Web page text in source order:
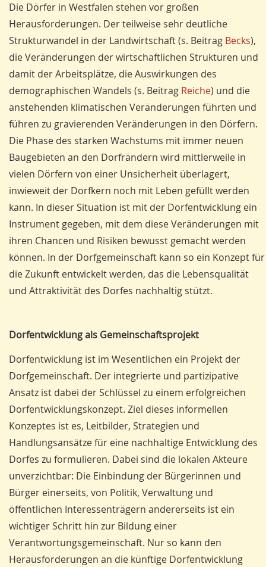
Die Dörfer in Westfalen stehen vor großen
Herausforderungen. Der teilweise sehr deutliche
Strukturwandel in der Landwirtschaft (s. Beitrag Becks),
die Veränderungen der wirtschaftlichen Strukturen und
damit der Arbeitsplätze, die Auswirkungen des
demographischen Wandels (s. Beitrag Reiche) und die
anstehenden klimatischen Veränderungen führten und
führen zu gravierenden Veränderungen in den Dörfern.
Die Phase des starken Wachstums mit immer neuen
Baugebieten an den Dorfrändern wird mittlerweile in
vielen Dörfern von einer Unsicherheit überlagert,
inwieweit der Dorfkern noch mit Leben gefüllt werden
kann. In dieser Situation ist mit der Dorfentwicklung ein
Instrument gegeben, mit dem diese Veränderungen mit
ihren Chancen und Risiken bewusst gemacht werden
können. In der Dorfgemeinschaft kann so ein Konzept für
die Zukunft entwickelt werden, das die Lebensqualität
und Attraktivität des Dorfes nachhaltig stützt.
Dorfentwicklung als Gemeinschaftsprojekt
Dorfentwicklung ist im Wesentlichen ein Projekt der
Dorfgemeinschaft. Der integrierte und partizipative
Ansatz ist dabei der Schlüssel zu einem erfolgreichen
Dorfentwicklungskonzept. Ziel dieses informellen
Konzeptes ist es, Leitbilder, Strategien und
Handlungsansätze für eine nachhaltige Entwicklung des
Dorfes zu formulieren. Dabei sind die lokalen Akteure
unverzichtbar: Die Einbindung der Bürgerinnen und
Bürger einerseits, von Politik, Verwaltung und
öffentlichen Interessenträgern andererseits ist ein
wichtiger Schritt hin zur Bildung einer
Verantwortungsgemeinschaft. Nur so kann den
Herausforderungen an die künftige Dorfentwicklung